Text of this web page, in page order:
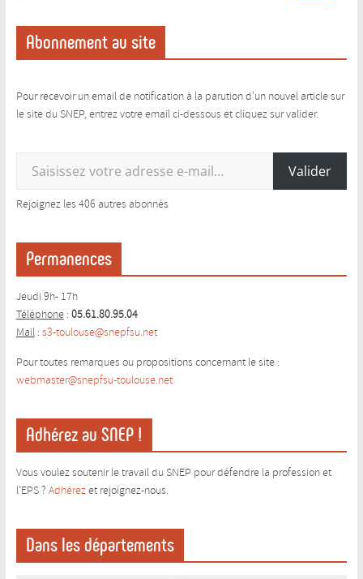
Abonnement au site
Pour recevoir un email de notification à la parution d'un nouvel article sur
le site du SNEP, entrez votre email ci-dessous et cliquez sur valider.
Valider
Rejoignez les 406 autres abonnés
Permanences
Jeudi 9h- 17h
Téléphone: 05.61.80.95.04
Mail: s3-toulouse@snepfsu.net
Pour toutes remarques ou propositions concernant le site :
webmaster@snepfsu-toulouse.net
Adhérez au SNEP !
Vous voulez soutenir le travail du SNEP pour défendre la profession et
l’EPS ? Adhérezet rejoignez-nous.
Dans les départements